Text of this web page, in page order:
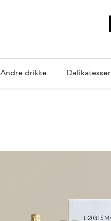
Andre drikke Delikatesser